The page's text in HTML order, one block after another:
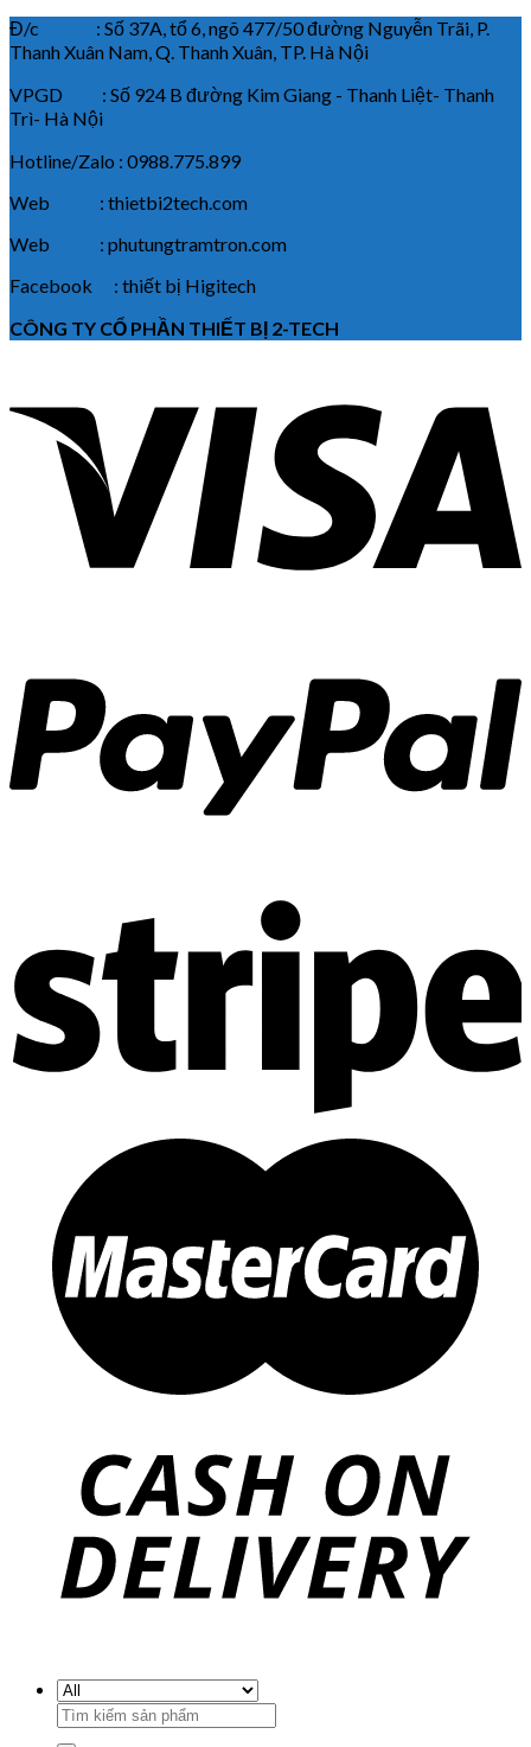
Đ/c : Số 37A, tổ 6, ngõ 477/50 đường Nguyễn Trãi, P.
Thanh Xuân Nam, Q. Thanh Xuân, TP. Hà Nội
VPGD : Số 924 B đường Kim Giang - Thanh Liệt- Thanh
Trì- Hà Nội
Hotline/Zalo : 0988.775.899
Web : thietbi2tech.com
Web : phutungtramtron.com
Facebook : thiết bị Higitech
CÔNG TY CỔ PHẦN THIẾT BỊ 2-TECH
Search
for: